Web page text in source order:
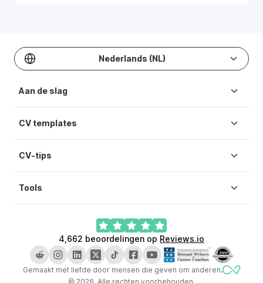
Nederlands (NL)
Aan de slag
CV maken
Kosten
Help
CV templates
CV templates
Moderne CV
Twee kolommen CV
CV-tips
Motivatiebrief schrijven
Europass CV
Werkervaring op je CV
Talen op je CV
Persoonlijk profiel CV
Wat is een CV
Tools
AI sollicitatiebrief generator
CV maken met AI
LinkedIn CV maker
CV checker
4,662 beoordelingen op Reviews.io
Gemaakt met liefde door mensen die geven om anderen.